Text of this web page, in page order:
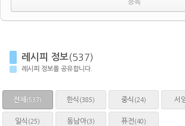
레시피 정보(537)
레시피 정보를 공유합니다.
전체 (537) 한식 (385) 중식 (24) 서
일식 (25) 동남아(3) 퓨전 (40)